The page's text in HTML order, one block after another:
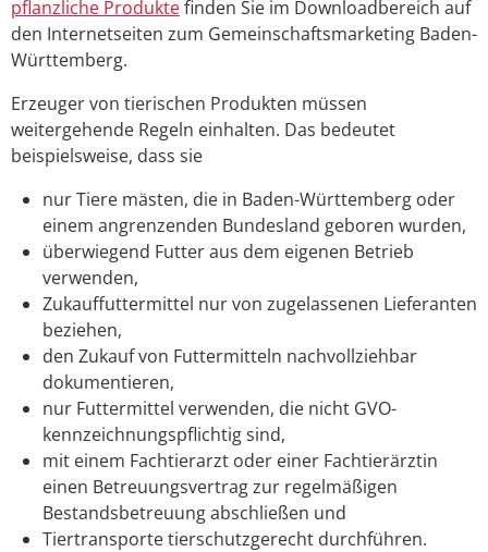
pflanzliche Produktefinden Sie im Downloadbereich auf
den Internetseiten zum Gemeinschaftsmarketing Baden-
Württemberg.
Erzeuger von tierischen Produkten müssen
weitergehende Regeln einhalten. Das bedeutet
beispielsweise, dass sie
nurTiere mästen, die in Baden-Württemberg oder
einem angrenzenden Bundesland geboren wurden,
überwiegend Futter aus dem eigenen Betrieb
verwenden,
Zukauffuttermittel nur von zugelassenen Lieferanten
beziehen,
den Zukauf von Futtermitteln nachvollziehbar
dokumentieren,
nur Futtermittel verwenden, die nicht GVO-
kennzeichnungspflichtig sind,
mit einem Fachtierarzt oder einer Fachtierärztin
einen Betreuungsvertrag zur regelmäßigen
Bestandsbetreuung abschließen und
Tiertransporte tierschutzgerecht durchführen.